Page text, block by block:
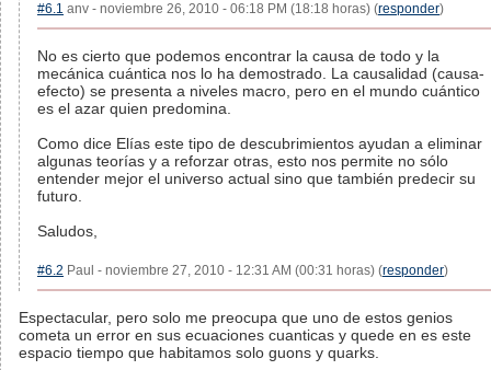
#6.1 anv - noviembre 26, 2010 - 06:18 PM (18:18 horas) (responder)
No es cierto que podemos encontrar la causa de todo y la
mecánica cuántica nos lo ha demostrado. La causalidad (causa-
efecto) se presenta a niveles macro, pero en el mundo cuántico
es el azar quien predomina.
Como dice Elías este tipo de descubrimientos ayudan a eliminar
algunas teorías y a reforzar otras, esto nos permite no sólo
entender mejor el universo actual sino que también predecir su
futuro.
Saludos,
#6.2 Paul - noviembre 27, 2010 - 12:31 AM (00:31 horas) (responder)
Espectacular, pero solo me preocupa que uno de estos genios
cometa un error en sus ecuaciones cuanticas y quede en es este
espacio tiempo que habitamos solo guons y quarks.